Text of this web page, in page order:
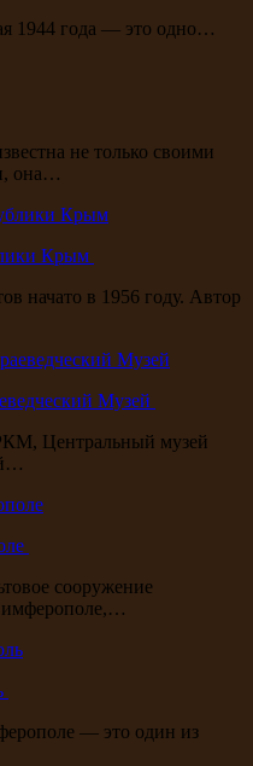
1944 года — это одно…
не только своими
она…
Крым
начато в 1956 году. Автор
Музей
Центральный музей
сооружение
— это один из